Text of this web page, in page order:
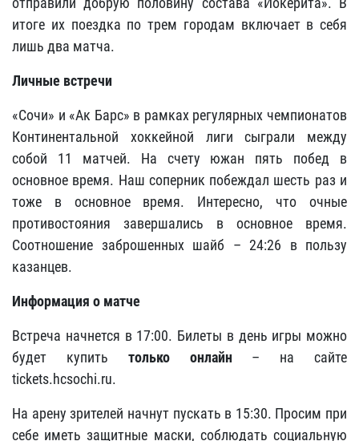
итоге их поездка по трем городам включает в себя
лишь два матча.
Личные встречи
«Сочи» и «Ак Барс» в рамках регулярных чемпионатов
Континентальной хоккейной лиги сыграли между
собой 11 матчей. На счету южан пять побед в
основное время. Наш соперник побеждал шесть раз и
тоже в основное время. Интересно, что очные
противостояния завершались в основное время.
Соотношение заброшенных шайб – 24:26 в пользу
казанцев.
Информация о матче
Встреча начнется в 17:00. Билеты в день игры можно
будет купить только онлайн – на сайте
tickets.hcsochi.ru.
На арену зрителей начнут пускать в 15:30. Просим при
себе иметь защитные маски, соблюдать социальную